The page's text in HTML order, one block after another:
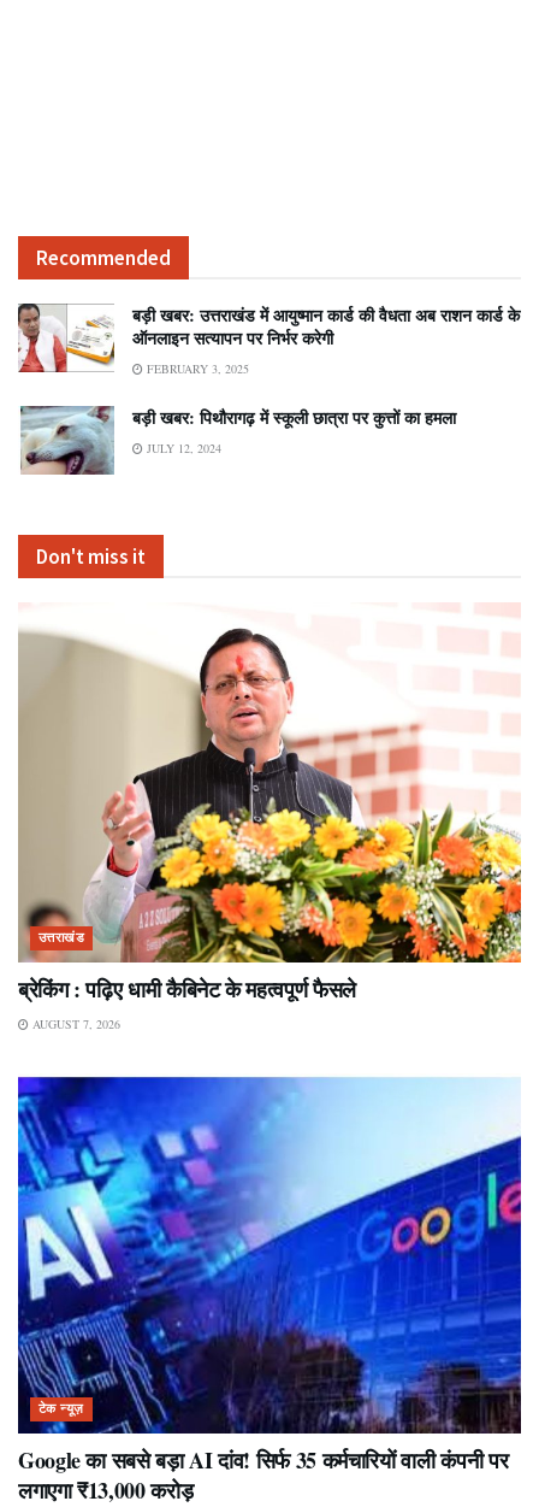
Recommended
बड़ी खबर: उत्तराखंड में आयुष्मान कार्ड की वैधता अब राशन कार्ड के
ऑनलाइन सत्यापन पर निर्भर करेगी
FEBRUARY 3, 2025
बड़ी खबर: पिथौरागढ़ में स्कूली छात्रा पर कुत्तों का हमला
JULY 12, 2024
Don't miss it
उत्तराखंड
ब्रेकिंग : पढ़िए धामी कैबिनेट के महत्वपूर्ण फैसले
AUGUST 7, 2026
टेक न्यूज़
Google का सबसे बड़ा AI दांव! सिर्फ 35 कर्मचारियों वाली कंपनी पर
लगाएगा ₹13,000 करोड़